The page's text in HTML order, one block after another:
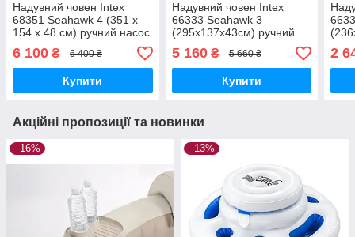
Надувний човен Intex
68351 Seahawk 4 (351 х
154 х 48 см) ручний насос
1.7 л, весла 2 шт
6 100 ₴ 6 400 ₴
Купити
Надувний човен Intex
66333 Seahawk 3
(295х137х43см) ручний
насос 1.7 л, весла 2 шт.
5 160₴ 5 660 ₴
Купити
2
Акційні пропозиції та новинки
–16% –13%